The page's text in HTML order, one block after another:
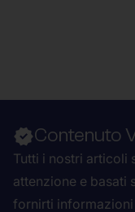
Contenuto
Tutti i nostri articoli
attenzione e basati
fornirti